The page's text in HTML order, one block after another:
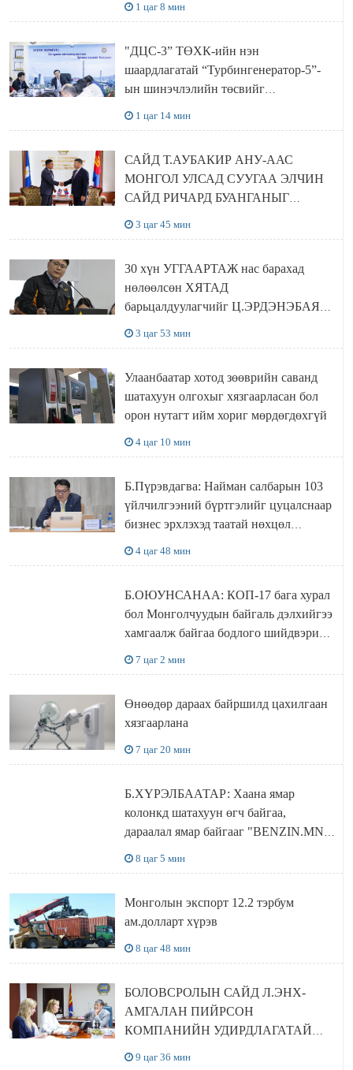
1 цаг 8 мин
"ДЦС-3” ТӨХК-ийн нэн
шаардлагатай “Турбингенератор-5”-
ын шинэчлэлийн төсвийг
1 цаг 14 мин
САЙД Т.АУБАКИР АНУ-ААС
МОНГОЛ УЛСАД СУУГАА ЭЛЧИН
САЙД РИЧАРД БУАНГАНЫГ
3 цаг 45 мин
30 хүн УГГААРТАЖ нас барахад
нөлөөлсөн ХЯТАД
барьцалдуулагчийг Ц.ЭРДЭНЭБАЯР
3 цаг 53 мин
Улаанбаатар хотод зөөврийн саванд
шатахуун олгохыг хязгаарласан бол
орон нутагт ийм хориг мөрдөгдөхгүй
4 цаг 10 мин
Б.Пүрэвдагва: Найман салбарын 103
үйлчилгээний бүртгэлийг цуцалснаар
бизнес эрхлэхэд таатай нөхцөл
4 цаг 48 мин
Б.ОЮУНСАНАА: КОП-17 бага хурал
бол Монголчуудын байгаль дэлхийгээ
хамгаалж байгаа бодлого шийдвэрийг
7 цаг 2 мин
Өнөөдөр дараах байршилд цахилгаан
хязгаарлана
7 цаг 20 мин
Б.ХҮРЭЛБААТАР: Хаана ямар
колонкд шатахуун өгч байгаа,
дараалал ямар байгааг "BENZIN.MN”
8 цаг 5 мин
Монголын экспорт 12.2 тэрбум
ам.долларт хүрэв
8 цаг 48 мин
БОЛОВСРОЛЫН САЙД Л.ЭНХ-
АМГАЛАН ПИЙРСОН
КОМПАНИЙН УДИРДЛАГАТАЙ
9 цаг 36 мин